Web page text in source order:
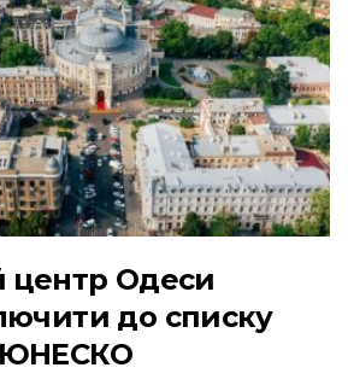
центр Одеси
до списку